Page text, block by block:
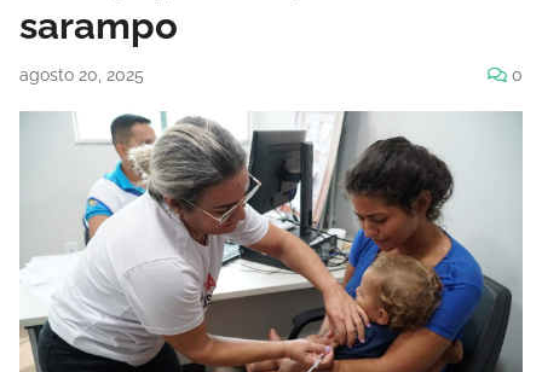
sarampo
agosto 20, 2025 0